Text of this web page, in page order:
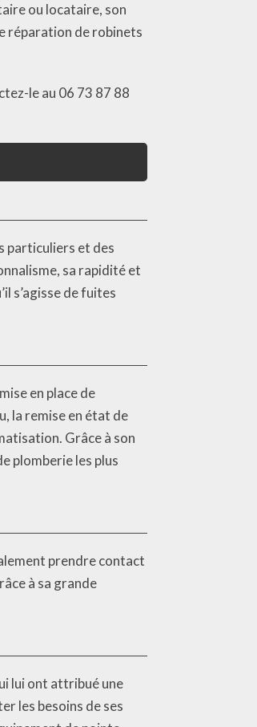
ou locataire, son
réparation de robinets
le au 06 73 87 88
particuliers et des
sa rapidité et
s’agisse de fuites
en place de
la remise en état de
Grâce à son
plomberie les plus
prendre contact
à sa grande
lui ont attribué une
les besoins de ses